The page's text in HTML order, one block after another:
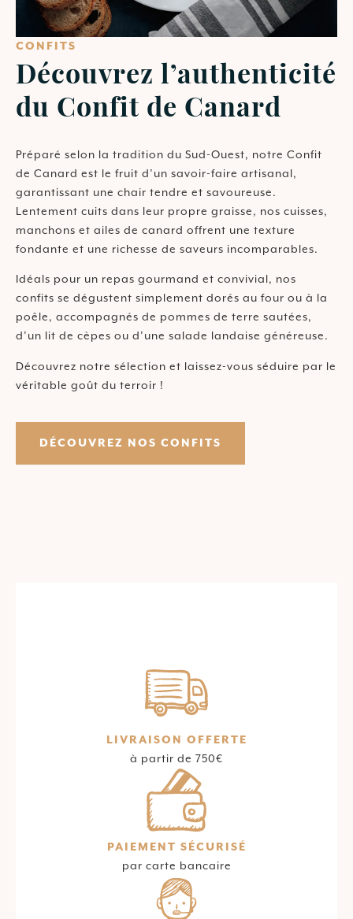
CONFITS
Découvrez l’authenticité
du Confit de Canard
Préparé selon la tradition du Sud-Ouest, notre Confit
de Canard est le fruit d’un savoir-faire artisanal,
garantissant une chair tendre et savoureuse.
Lentement cuits dans leur propre graisse, nos cuisses,
manchons et ailes de canard offrent une texture
fondante et une richesse de saveurs incomparables.
Idéals pour un repas gourmand et convivial, nos
confits se dégustent simplement dorés au four ou à la
poêle, accompagnés de pommes de terre sautées,
d’un lit de cèpes ou d’une salade landaise généreuse.
Découvrez notre sélection et laissez-vous séduire par le
véritable goût du terroir !
DÉCOUVREZ NOS CONFITS
LIVRAISON OFFERTE
à partir de 750€
PAIEMENT SÉCURISÉ
par carte bancaire